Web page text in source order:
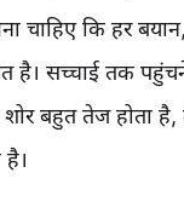
चाहिए कि हर बयान,
है। सच्चाई तक
शोर बहुत तेज होता